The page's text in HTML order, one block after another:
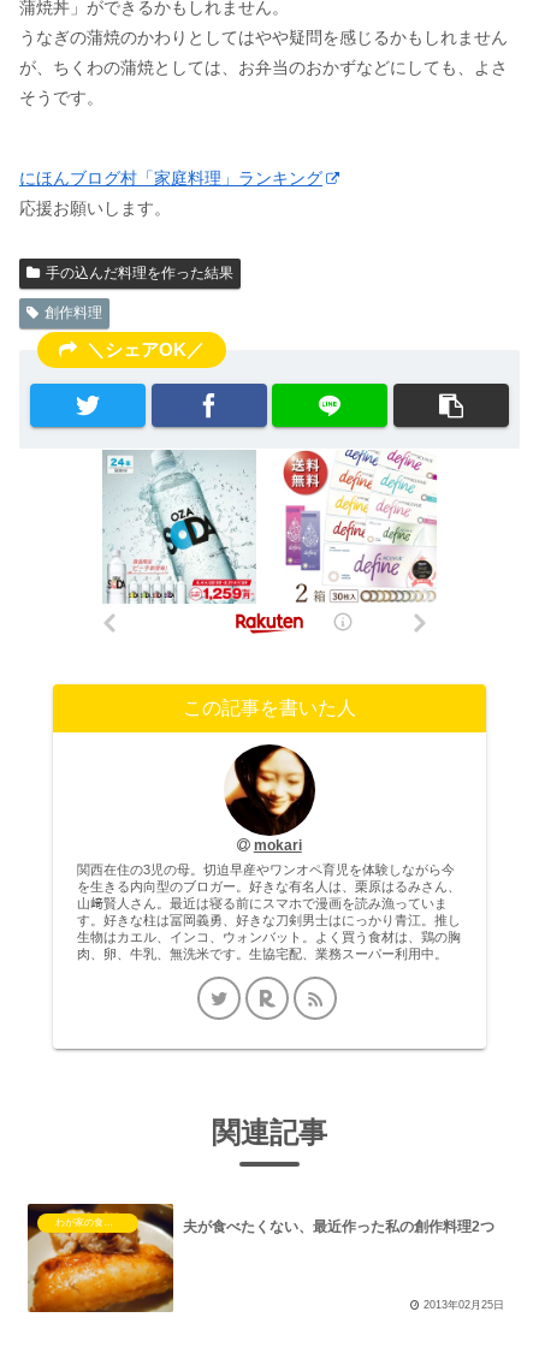
蒲焼丼」ができるかもしれません。
うなぎの蒲焼のかわりとしてはやや疑問を感じるかもしれません
が、ちくわの蒲焼としては、お弁当のおかずなどにしても、よさ
そうです。
にほんブログ村「家庭料理」ランキング
応援お願いします。
手の込んだ料理を作った結果
創作料理
＼シェアOK／
この記事を書いた人
mokari
関西在住の3児の母。切迫早産やワンオペ育児を体験しながら今
を生きる内向型のブロガー。好きな有名人は、栗原はるみさん、
山﨑賢人さん。最近は寝る前にスマホで漫画を読み漁っていま
す。好きな柱は冨岡義勇、好きな刀剣男士はにっかり青江。推し
生物はカエル、インコ、ウォンバット。よく買う食材は、鶏の胸
肉、卵、牛乳、無洗米です。生協宅配、業務スーパー利用中。
関連記事
夫が食べたくない、最近作った私の創作料理2つ
2013年02月25日